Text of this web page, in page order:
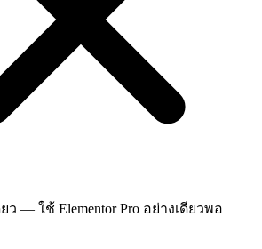
ยว — ใช้ Elementor Pro อย่างเดียวพอ